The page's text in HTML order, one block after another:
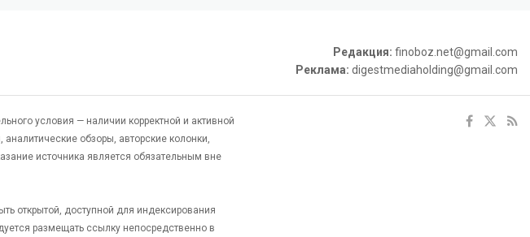
Редакция: finoboz.net@gmail.com
Реклама: digestmediaholding@gmail.com
условия — наличии корректной и активной
обзоры, авторские колонки,
источника является обязательным вне
открытой, доступной для индексирования
размещать ссылку непосредственно в